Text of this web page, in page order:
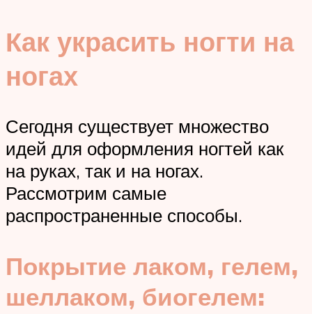
Как украсить ногти на
ногах
Сегодня существует множество
идей для оформления ногтей как
на руках, так и на ногах.
Рассмотрим самые
распространенные способы.
Покрытие лаком, гелем,
шеллаком, биогелем: